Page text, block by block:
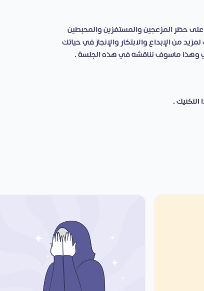
حظر المزعجين والمستفزين والمحبطين
من الإبداع والابتكار والإنجاز في حياتك
وهذا ماسوف نناقشه في هذه الجلسة .
.